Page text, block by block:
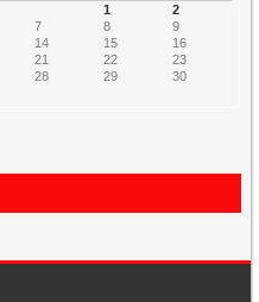
1
2
7 8
9
14 15
16
21 22
23
28 29
30